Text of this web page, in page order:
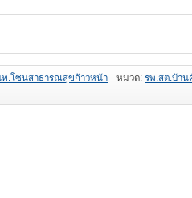
ท.โซนสาธารณสุขก้าวหน้า หมวด:รพ.สต.บ้าน